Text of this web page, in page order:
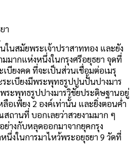
ในสมัยพระเจ้าปราสาททอง และยัง
มากแห่งหนึ่งในกรุงศรีอยุธยา จุดที่
บียงคด ที่จะเป็นส่วนเชื่อมต่อเมรุ
ระเบียงมีพระพุทธรูปปูนปั้นปางมาร
ระพุทธรูปปางมารวิชัยประดิษฐานอยู่
อเพียง 2 องค์เท่านั้น และยิ่งตอนค่ำ
ถานที่ บอกเลยว่าสวยงามมาก ๆ
ย่างกับหลุดออกมาจากยุคกรุง
นึ่งในการมาไหว้พระอยุธยา 9 วัดที่